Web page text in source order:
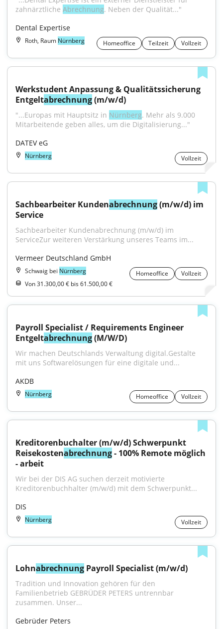
zahnärztliche Abrechnung. Neben der Qualität..."
Dental Expertise
Roth, Raum Nürnberg Homeoffice Teilzeit Vollzeit
Werkstudent Anpassung & Qualitätssicherung
Entgeltabrechnung (m/w/d)
"...Europas mit Hauptsitz in Nürnberg. Mehr als 9.000
Mitarbeitende geben alles, um die Digitalisierung..."
DATEV eG
Nürnberg Vollzeit
Sachbearbeiter Kundenabrechnung (m/w/d) im
Service
Sachbearbeiter Kundenabrechnung (m/w/d) im
ServiceZur weiteren Verstärkung unseres Teams im...
Vermeer Deutschland GmbH
Schwaig bei Nürnberg Homeoffice
Vollzeit
Von 31.300,00 € bis 61.500,00 €
Payroll Specialist / Requirements Engineer
Entgeltabrechnung (M/W/D)
Wir machen Deutschlands Verwaltung digital.Gestalte
mit uns Softwarelösungen für eine digitale und...
AKDB
Nürnberg Homeoffice Vollzeit
Kreditorenbuchalter (m/w/d) Schwerpunkt
Reisekostenabrechnung - 100% Remote möglich
- arbeit
Wir bei der DIS AG suchen derzeit motivierte
Kreditorenbuchhalter (m/w/d) mit dem Schwerpunkt...
DIS
Nürnberg Vollzeit
Lohnabrechnung Payroll Specialist (m/w/d)
Tradition und Innovation gehören für den
Familienbetrieb GEBRÜDER PETERS untrennbar
zusammen. Unser...
Gebrüder Peters